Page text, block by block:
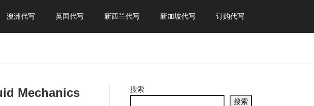
澳洲代写 英国代写 新西兰代写 新加坡代写 订购代写
Mechanics
搜索
搜索